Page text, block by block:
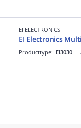
EI ELECTRONICS
EI Electronics
Producttype: EI3030